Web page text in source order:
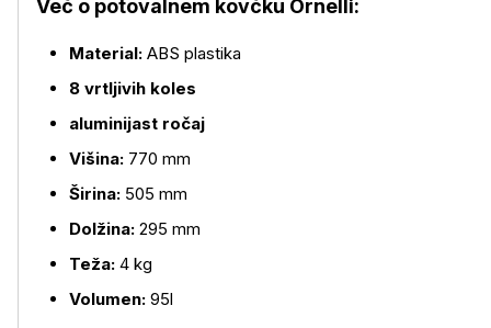
Več o potovalnem kovčku Ornelli:
Material: ABS plastika
8 vrtljivih koles
aluminijast ročaj
Višina: 770 mm
Širina: 505 mm
Dolžina: 295 mm
Teža: 4 kg
Volumen: 95l